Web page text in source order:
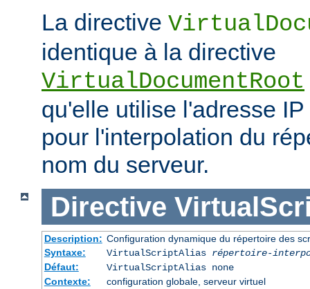
La directive
identique à la directive
VirtualDocumentRoot
qu'elle utilise l'adresse
pour l'interpolation du
nom du serveur.
Directive
Description: Configuration dynamique du répertoire des
Syntaxe:
VirtualScriptAlias répertoire-
Défaut:
VirtualScriptAlias none
Contexte:
configuration globale, serveur virtuel